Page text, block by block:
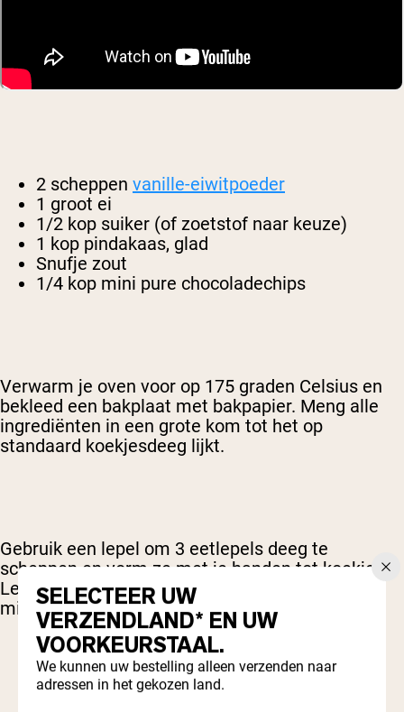
2 scheppen vanille-eiwitpoeder
1 groot ei
1/2 kop suiker (of zoetstof naar keuze)
1 kop pindakaas, glad
Snufje zout
1/4 kop mini pure chocoladechips
Verwarm je oven voor op 175 graden Celsius en
bekleed een bakplaat met bakpapier. Meng alle
ingrediënten in een grote kom tot het op
standaard koekjesdeeg lijkt.
Gebruik een lepel om 3 eetlepels deeg te
scheppen en vorm ze met je handen tot koekjes.
Leg de koekjes op de bakplaat en bak 12-15
minuten.
SELECTEER UW
VERZENDLAND* EN UW
VOORKEURSTAAL.
We kunnen uw bestelling alleen verzenden naar
adressen in het gekozen land.